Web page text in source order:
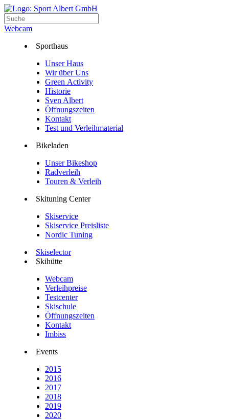
Webcam
Sporthaus
Unser Haus
Wir über Uns
Green Activity
Historie
Sven Albert
Öffnungszeiten
Kontakt
Test und Verleihmaterial
Bikeladen
Unser Bikeshop
Radverleih
Touren & Verleih
Skituning Center
Skiservice
Skiservice Preisliste
Nordic Tuning
Skiselector
Skihütte
Webcam
Verleihpreise
Testcenter
Skischule
Öffnungszeiten
Kontakt
Imbiss
Events
2015
2016
2017
2018
2019
2020